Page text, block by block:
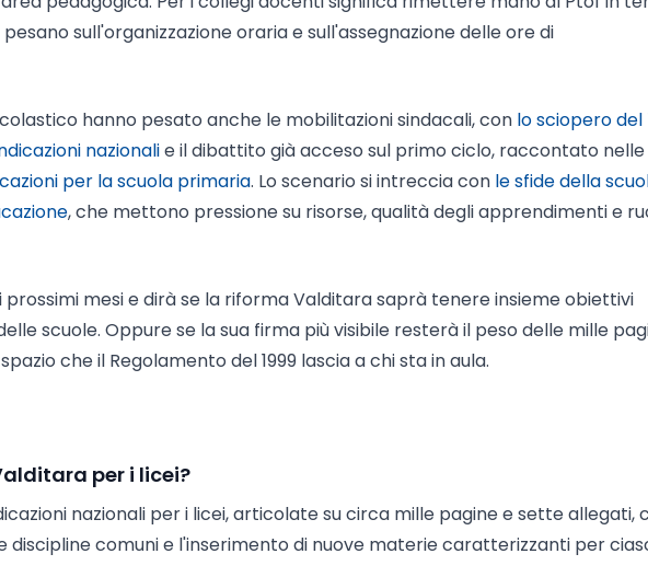
sull'organizzazione oraria e sull'assegnazione delle ore di
hanno pesato anche le mobilitazioni sindacali, con lo sciopero del
nazionalie il dibattito già acceso sul primo ciclo, raccontato nelle
per la scuola primaria. Lo scenario si intreccia con le sfide della
, che mettono pressione su risorse, qualità degli apprendimenti e
mesi e dirà se la riforma Valditara saprà tenere insieme obiettivi
scuole. Oppure se la sua firma più visibile resterà il peso delle mille
che il Regolamento del 1999 lascia a chi sta in aula.
per i licei?
nazionali per i licei, articolate su circa mille pagine e sette allegati,
discipline comuni e l'inserimento di nuove materie caratterizzanti per